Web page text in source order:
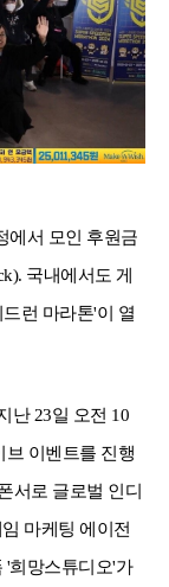
에서 모인 후원금
국내에서도 게
런 마라톤'이 열
난 23일 오전 10
브 이벤트를 진행
서로 글로벌 인디
마케팅 에이전
'희망스튜디오'가